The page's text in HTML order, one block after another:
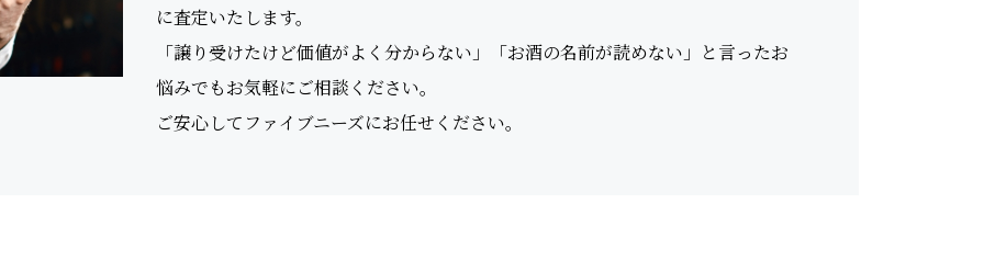
に査定いたします。
「譲り受けたけど価値がよく分からない」「お酒の名前が読めない」と言ったお
悩みでもお気軽にご相談ください。
ご安心してファイブニーズにお任せください。